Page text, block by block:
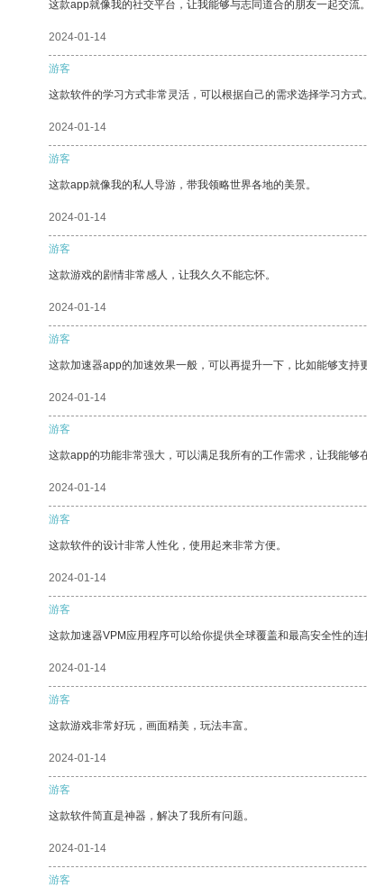
这款app就像我的社交平台，让我能够与志同道合的朋友一起交流。
2024-01-14
游客
这款软件的学习方式非常灵活，可以根据自己的需求选择学习方式。
2024-01-14
游客
这款app就像我的私人导游，带我领略世界各地的美景。
2024-01-14
游客
这款游戏的剧情非常感人，让我久久不能忘怀。
2024-01-14
游客
这款加速器app的加速效果一般，可以再提升一下，比如能够支持
2024-01-14
游客
这款app的功能非常强大，可以满足我所有的工作需求，让我能够
2024-01-14
游客
这款软件的设计非常人性化，使用起来非常方便。
2024-01-14
游客
这款加速器VPM应用程序可以给你提供全球覆盖和最高安全性的连
2024-01-14
游客
这款游戏非常好玩，画面精美，玩法丰富。
2024-01-14
游客
这款软件简直是神器，解决了我所有问题。
2024-01-14
游客